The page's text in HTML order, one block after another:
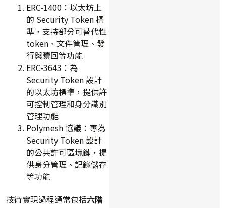
ERC-1400：以太坊上
的 Security Token 標
準，支持部分可替代性
token、文件管理、發
行與贖回等功能
ERC-3643：為
Security Token 設計
的以太坊標準，提供許
可控制管理和身分識別
管理功能
Polymesh 協議：專為
Security Token 設計
的公共許可區塊鏈，提
供身分管理、記錄儲存
等功能
技術實現過程通常包括六階